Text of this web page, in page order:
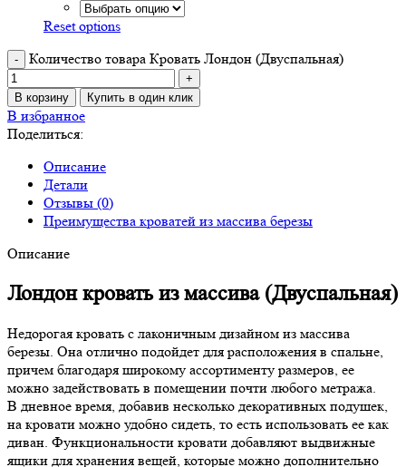
Reset options
Количество товара Кровать Лондон (Двуспальная)
В корзину Купить в один клик
В избранное
Поделиться:
Описание
Детали
Отзывы (0)
Преимущества кроватей из массива березы
Описание
Лондон кровать из массива (Двуспальная)
Недорогая кровать с лаконичным дизайном из массива
березы. Она отлично подойдет для расположения в спальне,
причем благодаря широкому ассортименту размеров, ее
можно задействовать в помещении почти любого метража.
В дневное время, добавив несколько декоративных подушек,
на кровати можно удобно сидеть, то есть использовать ее как
диван. Функциональности кровати добавляют выдвижные
ящики для хранения вещей, которые можно дополнительно